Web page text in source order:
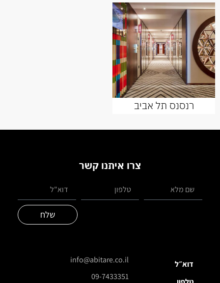
רנסנס תל אביב
צרו איתנו קשר
שלח
דוא״ל
info@abitare.co.il
09-7433351